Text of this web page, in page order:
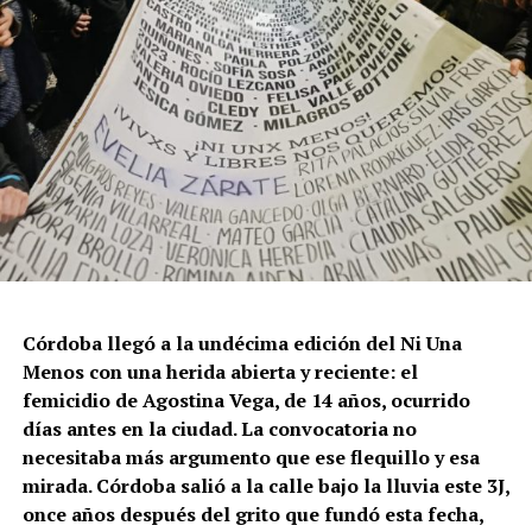
protección, paralización de la agenda legislativa en
materia de derechos y consolidación de discursos
fascistas que estigmatizan a la diversidad.
Para María Rachid, titular del Instituto contra la
Discriminación de la Ciudad de Buenos Aires e
integrante de la Federación Argentina LGBT+
(FALGBT), el drástico aumento de estos crímenes en
Argentina no puede separarse de los discursos de odio
que provienen del gobierno nacional. “Tanto el
de manera violenta y discriminatoria hacia la comunidad
LGBT en general y, principalmente, hacia la comunidad
trans”, describe Rachid. “Y eso –agrega– genera mayor
violencia y discriminación en la vida cotidiana. Esos
discursos terminan legitimando, avalando y fomentando
la violencia hacia nuestra comunidad”.
Esa realidad se percibe en lo cotidiano. Ayito Cabrera,
Córdoba llegó a la undécima edición del Ni Una
Menos con una herida abierta y reciente: el
femicidio de Agostina Vega, de 14 años, ocurrido
días antes en la ciudad. La convocatoria no
necesitaba más argumento que ese flequillo y esa
mirada. Córdoba salió a la calle bajo la lluvia este 3J,
once años después del grito que fundó esta fecha,